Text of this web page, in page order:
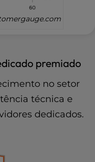
premiado
no setor
técnica e
dedicados.